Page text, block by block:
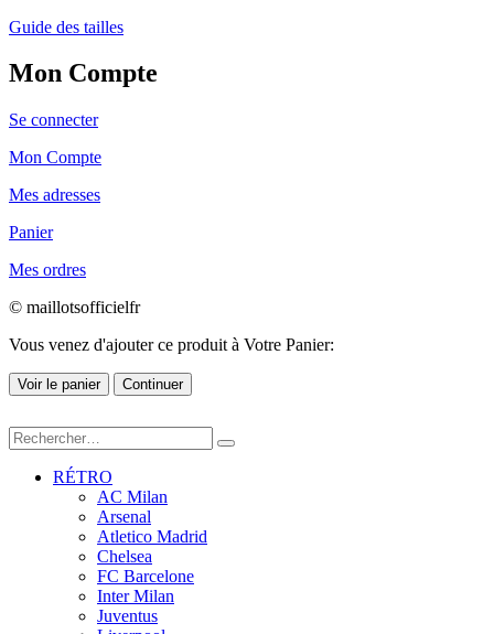
Guide des tailles
Mon Compte
Se connecter
Mon Compte
Mes adresses
Panier
Mes ordres
© maillotsofficielfr
Vous venez d'ajouter ce produit à Votre Panier:
Voir le panier Continuer
RÉTRO
AC Milan
Arsenal
Atletico Madrid
Chelsea
FC Barcelone
Inter Milan
Juventus